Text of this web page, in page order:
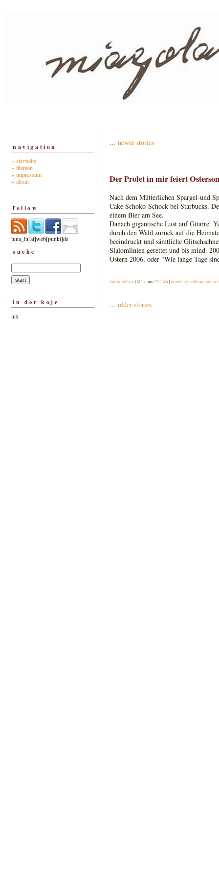
navigation
» startseite
» themen
» impressum
» about
follow
luna_lu[at]web[punkt]de
suche
in der koje
nix
... newer stories
Der Prolet in mir feiert
Nach dem Mütterlichen Spargel-und
Cake Schoko-Schock bei Starbucks.
einem Bier am See.
Danach gigantische Lust auf Gitarre.
durch den Wald zurück auf die
beeindruckt und sämtliche
Slalomlinien gerettet und bis mind.
Ostern 2006, oder "Wie lange Tage
boots-gelage| ©Lu um22:14h |einer hat meldung
... older stories